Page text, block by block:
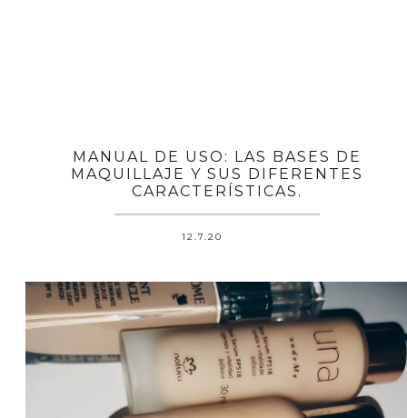
MANUAL DE USO: LAS BASES DE
MAQUILLAJE Y SUS DIFERENTES
CARACTERÍSTICAS.
12.7.20